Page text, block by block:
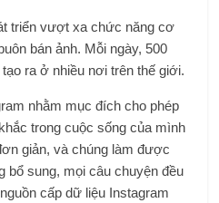
triển vượt xa chức năng cơ
bán ảnh. Mỗi ngày, 500
ra ở nhiều nơi trên thế giới.
nhằm mục đích cho phép
trong cuộc sống của mình
giản, và chúng làm được
bổ sung, mọi câu chuyện đều
cấp dữ liệu Instagram